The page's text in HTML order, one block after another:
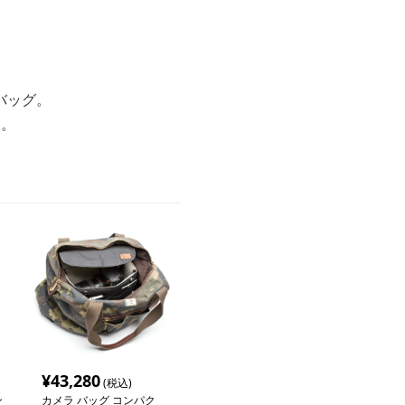
グ。
¥43,280(税込)
カメラ バッグ コンパク